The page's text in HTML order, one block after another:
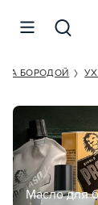
ЗА БОРОДОЙ
Масло для